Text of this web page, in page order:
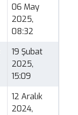
06 May
2025,
08:32
19 Şubat
2025,
15:09
12 Aralık
2024,